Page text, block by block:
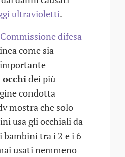
ultravioletti.
Commissione difesa
come sia
occhidei più
condotta
mostra che solo
usa gli occhiali da
bambini tra i 2 e i 6
usati nemmeno